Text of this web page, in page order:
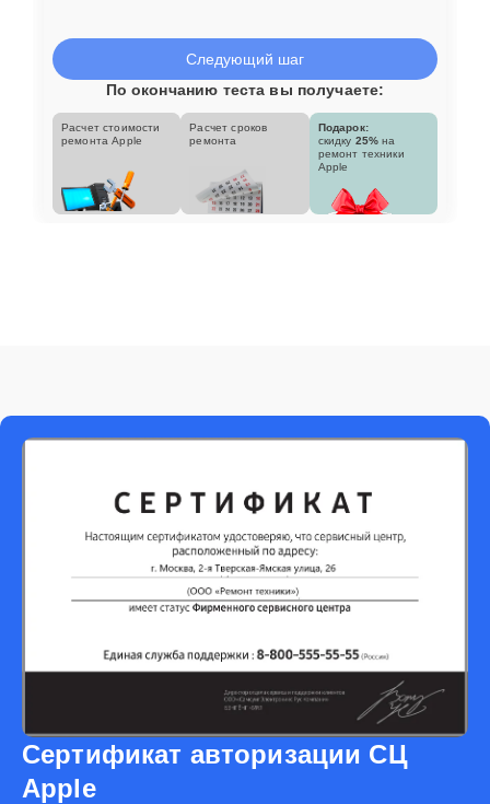
Следующий шаг
По окончанию теста вы получаете:
Расчет стоимости
ремонта Apple
Расчет сроков
ремонта
Подарок:
скидку 25% на
ремонт техники
Apple
Сертификат авторизации СЦ
Apple